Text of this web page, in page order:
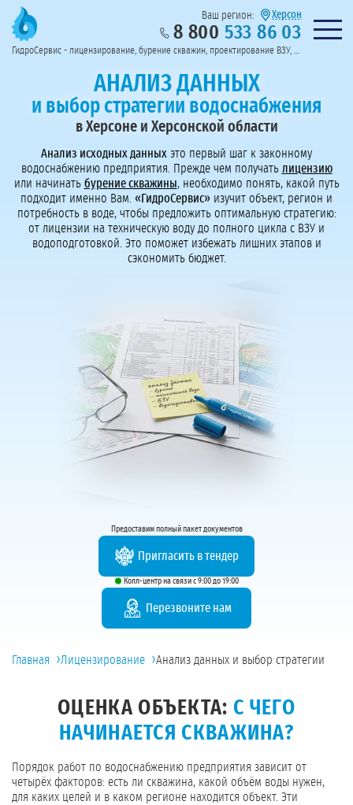
Предоставим полный пакет документов
Пригласить в тендер
Колл-центр на связи с 9:00 до 19:00
Перезвоните мне!
Ваш регион: Херсон
8 800 533 86 03 Нужна
ГидроСервис - лицензирование, бурение скважин, проектирование ВЗУ, системы водоподготовки
АНАЛИЗ ДАННЫХ
и выбор стратегии водоснабжения
в Херсоне и Херсонской области
Анализ исходных данных это первый шаг к законному
водоснабжению предприятия. Прежде чем получать лицензию
или начинать бурение скважины, необходимо понять, какой путь
подходит именно Вам. «ГидроСервис» изучит объект, регион и
потребность в воде, чтобы предложить оптимальную стратегию:
от лицензии на техническую воду до полного цикла с ВЗУ и
водоподготовкой. Это поможет избежать лишниx этапов и
сэкономить бюджет.
Предоставим полный пакет документов
Пригласить в тендер
Колл-центр на связи с 9:00 до 19:00
Перезвоните нам
Главная ›Лицензирование ›Анализ данных и выбор стратегии
ОЦЕНКА ОБЪЕКТА: С ЧЕГО
НАЧИНАЕТСЯ СКВАЖИНА?
Порядок работ по водоснабжению предприятия зависит от
четырёх факторов: есть ли скважина, какой объём воды нужен,
для каких целей и в каком регионе находится объект. Эти